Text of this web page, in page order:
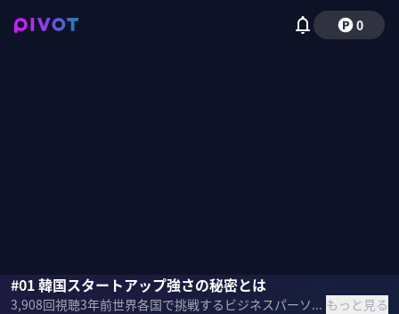
0
#01 韓国スタートアップ強さの秘密とは
3,908回視聴3年前 世界各国で挑戦するビジネスパーソンへのインタビュー番組『世界をMEGURU』 インタビュアーは、名古屋のZIP-FMでDJを務めていたMEGURU。 もっと見る
MEGURU